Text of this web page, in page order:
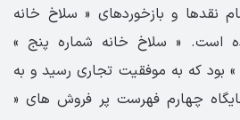
تمام نقدها و بازخوردهای « سلاخ خانه
است. « سلاخ خانه شماره پنج »
بود که به موفقیت تجاری رسید و به
چهارم فهرست پر فروش های «